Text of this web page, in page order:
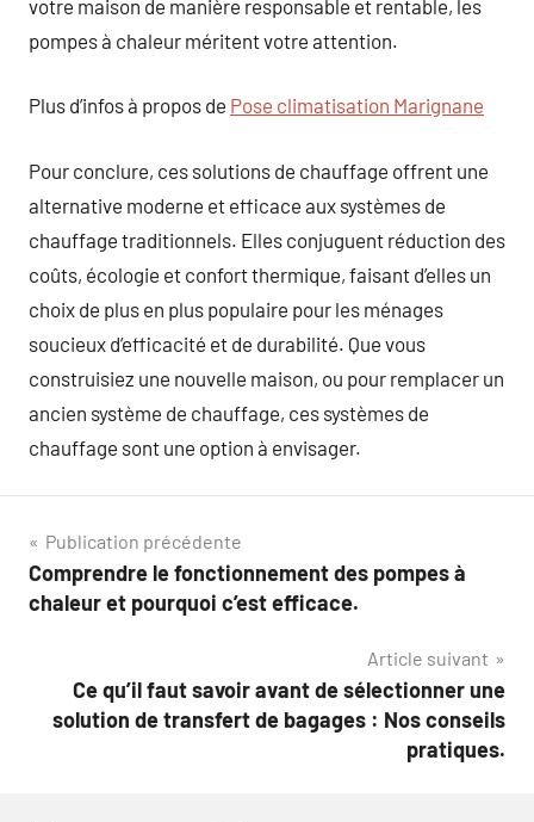
votre maison de manière responsable et rentable, les
pompes à chaleur méritent votre attention.
Plus d’infos à propos de Pose climatisation Marignane
Pour conclure, ces solutions de chauffage offrent une
alternative moderne et efficace aux systèmes de
chauffage traditionnels. Elles conjuguent réduction des
coûts, écologie et confort thermique, faisant d’elles un
choix de plus en plus populaire pour les ménages
soucieux d’efficacité et de durabilité. Que vous
construisiez une nouvelle maison, ou pour remplacer un
ancien système de chauffage, ces systèmes de
chauffage sont une option à envisager.
Navigation
de
Publication précédente
Comprendre le fonctionnement des pompes à
chaleur et pourquoi c’est efficace.
Article suivant
Ce qu’il faut savoir avant de sélectionner une
solution de transfert de bagages : Nos conseils
pratiques.